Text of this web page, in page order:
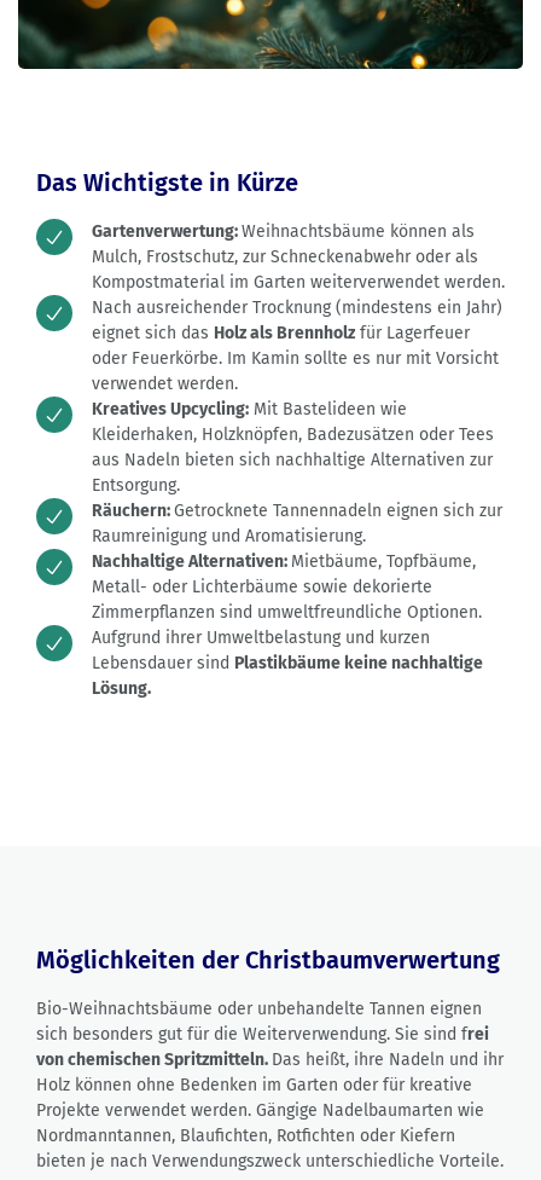
Das Wichtigste in Kürze
Gartenverwertung:Weihnachtsbäume können als
Mulch, Frostschutz, zur Schneckenabwehr oder als
Kompostmaterial im Garten weiterverwendet werden.
Nach ausreichender Trocknung (mindestens ein Jahr)
eignet sich das Holz als Brennholz für Lagerfeuer
oder Feuerkörbe. Im Kamin sollte es nur mit Vorsicht
verwendet werden.
Kreatives Upcycling: Mit Bastelideen wie
Kleiderhaken, Holzknöpfen, Badezusätzen oder Tees
aus Nadeln bieten sich nachhaltige Alternativen zur
Entsorgung.
Räuchern:Getrocknete Tannennadeln eignen sich zur
Raumreinigung und Aromatisierung.
Nachhaltige Alternativen: Mietbäume, Topfbäume,
Metall- oder Lichterbäume sowie dekorierte
Zimmerpflanzen sind umweltfreundliche Optionen.
Aufgrund ihrer Umweltbelastung und kurzen
Lebensdauer sind Plastikbäume keine nachhaltige
Lösung.
Möglichkeiten der Christbaumverwertung
Bio-Weihnachtsbäume oder unbehandelte Tannen eignen
sich besonders gut für die Weiterverwendung. Sie sind frei
von chemischen Spritzmitteln. Das heißt, ihre Nadeln und ihr
Holz können ohne Bedenken im Garten oder für kreative
Projekte verwendet werden. Gängige Nadelbaumarten wie
Nordmanntannen, Blaufichten, Rotfichten oder Kiefern
bieten je nach Verwendungszweck unterschiedliche Vorteile.